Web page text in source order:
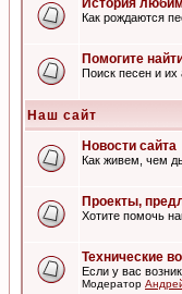
История
Как рождаются
Помогите
Поиск песен и их
Наш сайт
Новости сайта
Как живем, чем
Проекты,
Хотите помочь
Технические
Если у вас
Модератор